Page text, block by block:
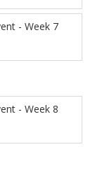
- Week 7
- Week 8